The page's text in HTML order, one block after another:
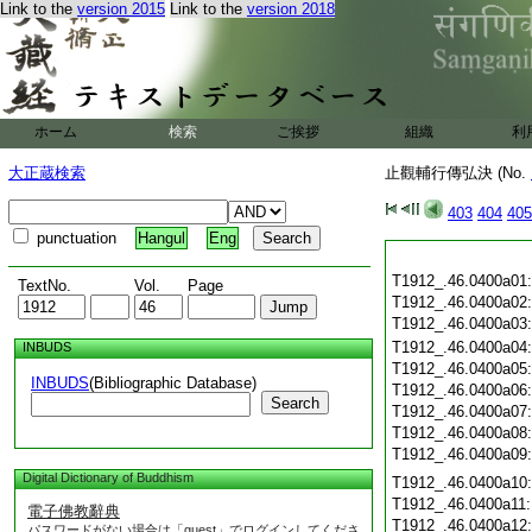
Link to the version 2015 Link to the version 2018
ホーム 検索 ご挨拶 組織 利
大正蔵検索
punctuation Hangul Eng
TextNo. Vol. Page
INBUDS
INBUDS(Bibliographic Database)
Search
Digital Dictionary of Buddhism
電子佛教辭典
止觀輔行傳弘決 (No.
403 404 405